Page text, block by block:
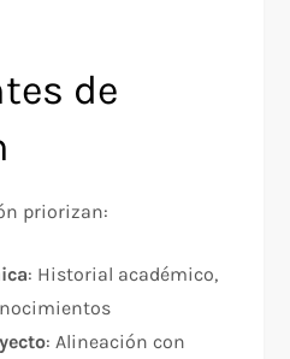
de
priorizan:
: Historial académico,
: Alineación con